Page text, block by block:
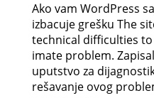
Ako vam WordPress
izbacuje grešku The
technical difficulties
imate problem.
uputstvo za
rešavanje ovog